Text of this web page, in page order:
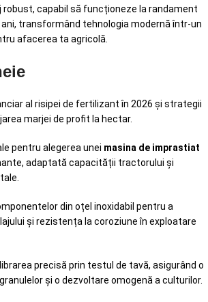
capabil să funcționeze la randament
transformând tehnologia modernă într-un
afacerea ta agricolă.
al risipei de fertilizant în 2026 și strategii
marjei de profit la hectar.
pentru alegerea unei masina de imprastiat
adaptată capacității tractorului și
din oțel inoxidabil pentru a
și rezistența la coroziune în exploatare
precisă prin testul de tavă, asigurând o
și o dezvoltare omogenă a culturilor.